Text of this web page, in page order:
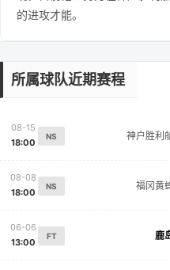
的进攻才能。
所属球队近期赛程
08-15
18:00
NS 神户胜利
08-08
18:00
NS 福冈黄
06-06
13:00
FT 鹿